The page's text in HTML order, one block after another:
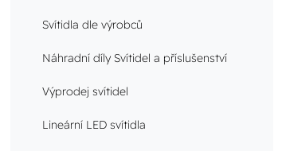
Svítidla dle výrobců
Náhradní díly Svítidel a příslušenství
Výprodej svítidel
Lineární LED svítidla